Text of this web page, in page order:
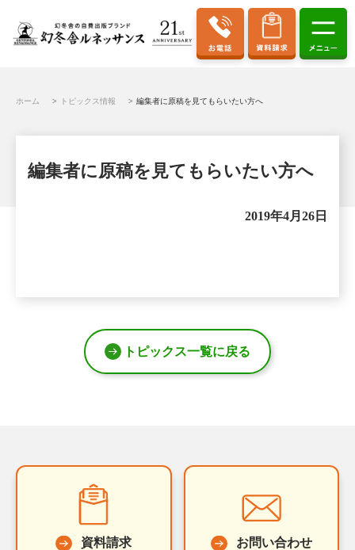
ホーム トピックス情報 編集者に原稿を見てもらいたい方へ
編集者に原稿を見てもらいたい方へ
2019年4月26日
トピックス一覧に戻る
資料請求 お問い合わせ